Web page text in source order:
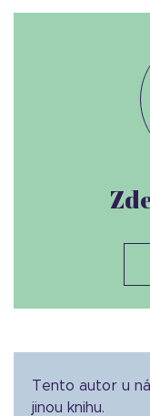
Tento autor u
jinou knihu.